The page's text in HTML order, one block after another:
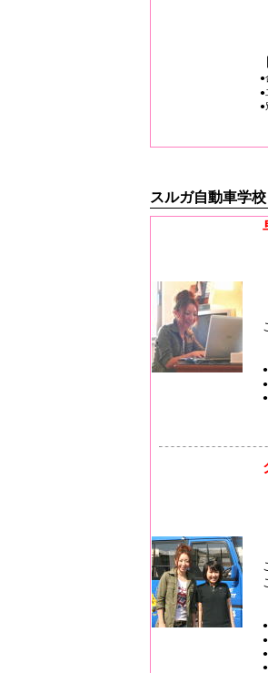
●
●
●
スルガ自動車学校